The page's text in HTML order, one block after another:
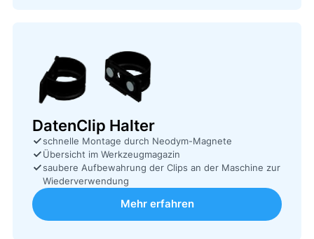
DatenClip Halter
schnelle Montage durch Neodym-Magnete
Übersicht im Werkzeugmagazin
saubere Aufbewahrung der Clips an der Maschine zur
Wiederverwendung
Mehr erfahren